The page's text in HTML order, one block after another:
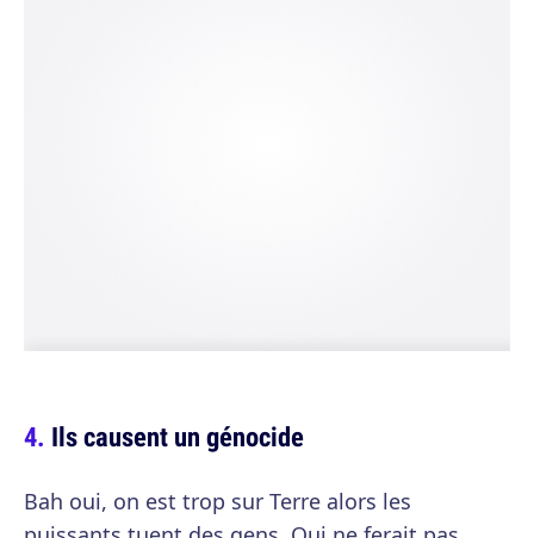
Ils causent un génocide
Bah oui, on est trop sur Terre alors les